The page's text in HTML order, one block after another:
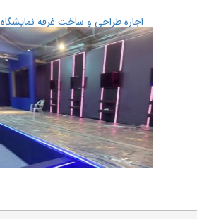
اجاره طراحی و ساخت غرفه نمایشگاه